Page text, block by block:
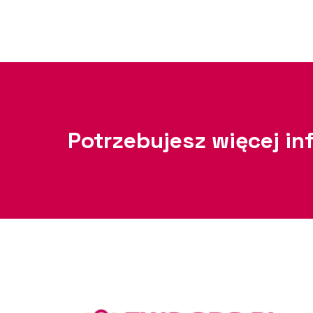
Potrzebujesz więcej